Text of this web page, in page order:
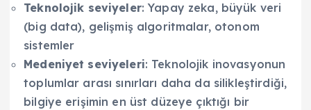
Teknolojik seviyeler: Yapay zeka, büyük veri
(big data), gelişmiş algoritmalar, otonom
sistemler
Medeniyet seviyeleri: Teknolojik inovasyonun
toplumlar arası sınırları daha da silikleştirdiği,
bilgiye erişimin en üst düzeye çıktığı bir